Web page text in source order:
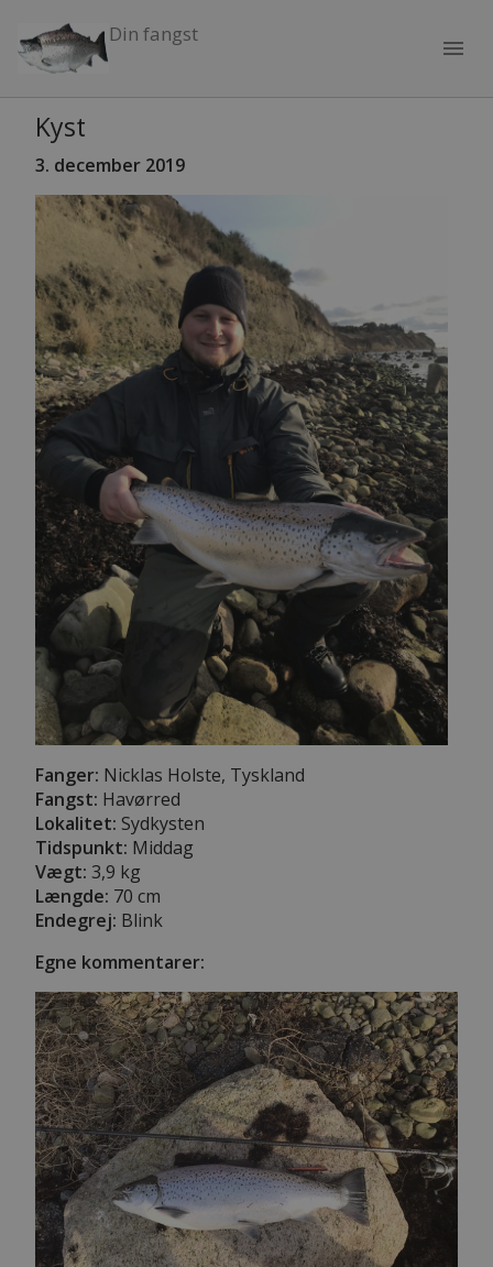
Din fangst
menu
Kyst
3. december 2019
Fanger: Nicklas Holste, Tyskland
Fangst: Havørred
Lokalitet: Sydkysten
Tidspunkt: Middag
Vægt: 3,9 kg
Længde: 70 cm
Endegrej: Blink
Egne kommentarer: